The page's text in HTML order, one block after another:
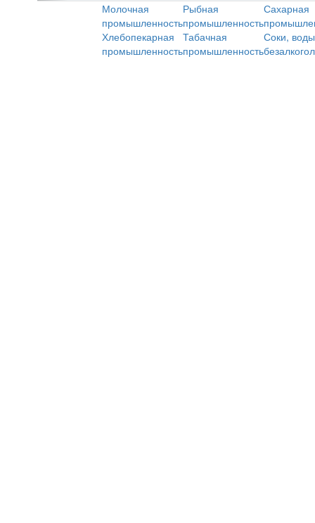
Молочная
промышленность
Рыбная
промышленность
Сахарная
Хлебопекарная
промышленность
Табачная
промышленность
Соки,